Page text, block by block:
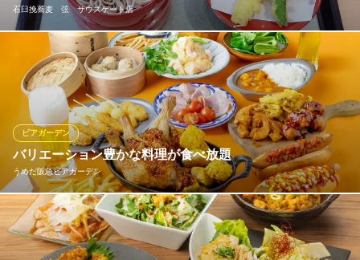
花様 ka－you 阪急梅田 近江野菜自家栽培ファーム直送店
近江野菜の自然和食
阪急線梅田駅 徒歩1分
大阪府大阪市北区芝田1-7-2 阪急かっぱ横丁2F
石臼挽蕎麦 弦 サウスゲート店
【蕎麦食べ放題】時間無制限で当店自慢のお蕎麦を存分にお楽し
み下さい。お蕎麦と一緒に人気の天ぷら盛り合わせもついてきま
す♪
石臼挽蕎麦 弦 サウスゲート店
和風居酒屋
ＪＲ大阪駅 徒歩1分
大阪府大阪市北区梅田3-1-1 大阪ステーションシティ サウスゲートビルディング16F
バリエーション豊かな料理が食べ放題
うめだ阪急ビアガーデン
ビアガーデン
名物のローストチキンはビールとの相性が抜群です！もちろん約1
00種類飲み放題！ ノンアルコールも揃ってますビールはもちろん
ハイボール、サワー、カクテル、ノンアルコールカクテル、ソフ